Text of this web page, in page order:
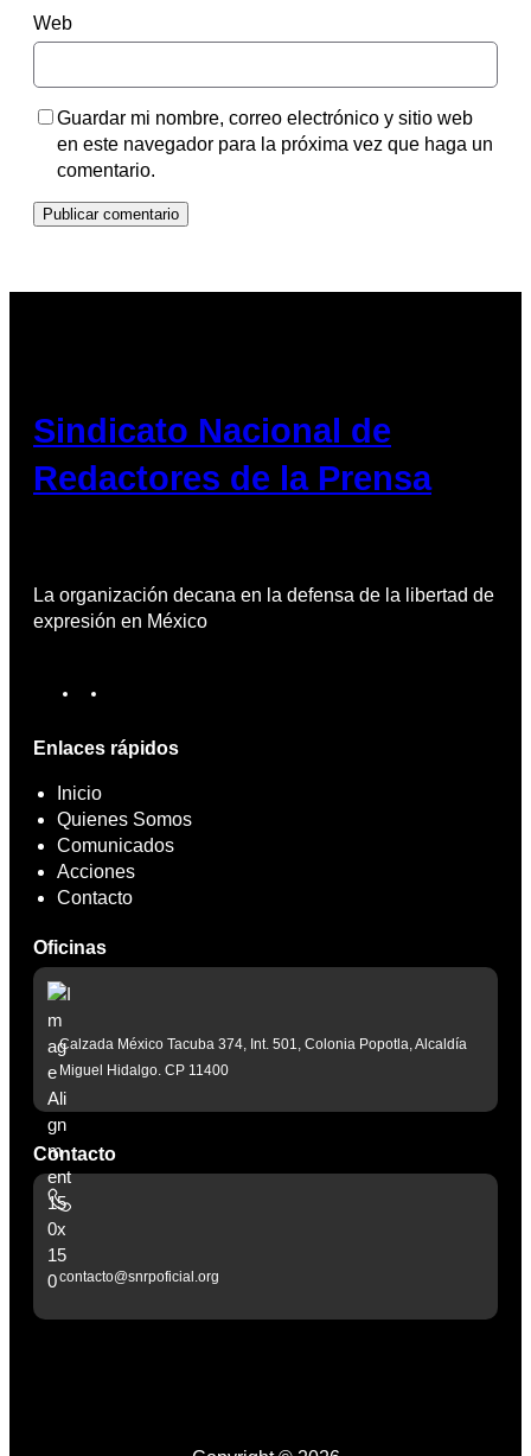
Web
Guardar mi nombre, correo electrónico y sitio web
en este navegador para la próxima vez que haga un
comentario.
Sindicato Nacional de
Redactores de la Prensa
La organización decana en la defensa de la libertad de
expresión en México
e
o
o
Enlaces rápidos
Inicio
Quienes Somos
Comunicados
Acciones
Contacto
Oficinas
Calzada México Tacuba 374, Int. 501, Colonia Popotla, Alcaldía
Miguel Hidalgo. CP 11400
Contacto
contacto@snrpoficial.org